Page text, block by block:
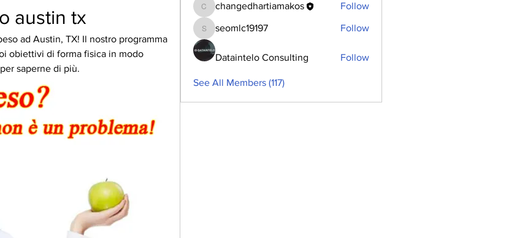
austin tx
ad Austin, TX! Il nostro programma
obiettivi di forma fisica in modo
saperne di più.
changedhartiamakos
changedhartiamakos Follow
seomlc19197
seomlc19197 Follow
Dataintelo Consulting Follow
See All Members (117)